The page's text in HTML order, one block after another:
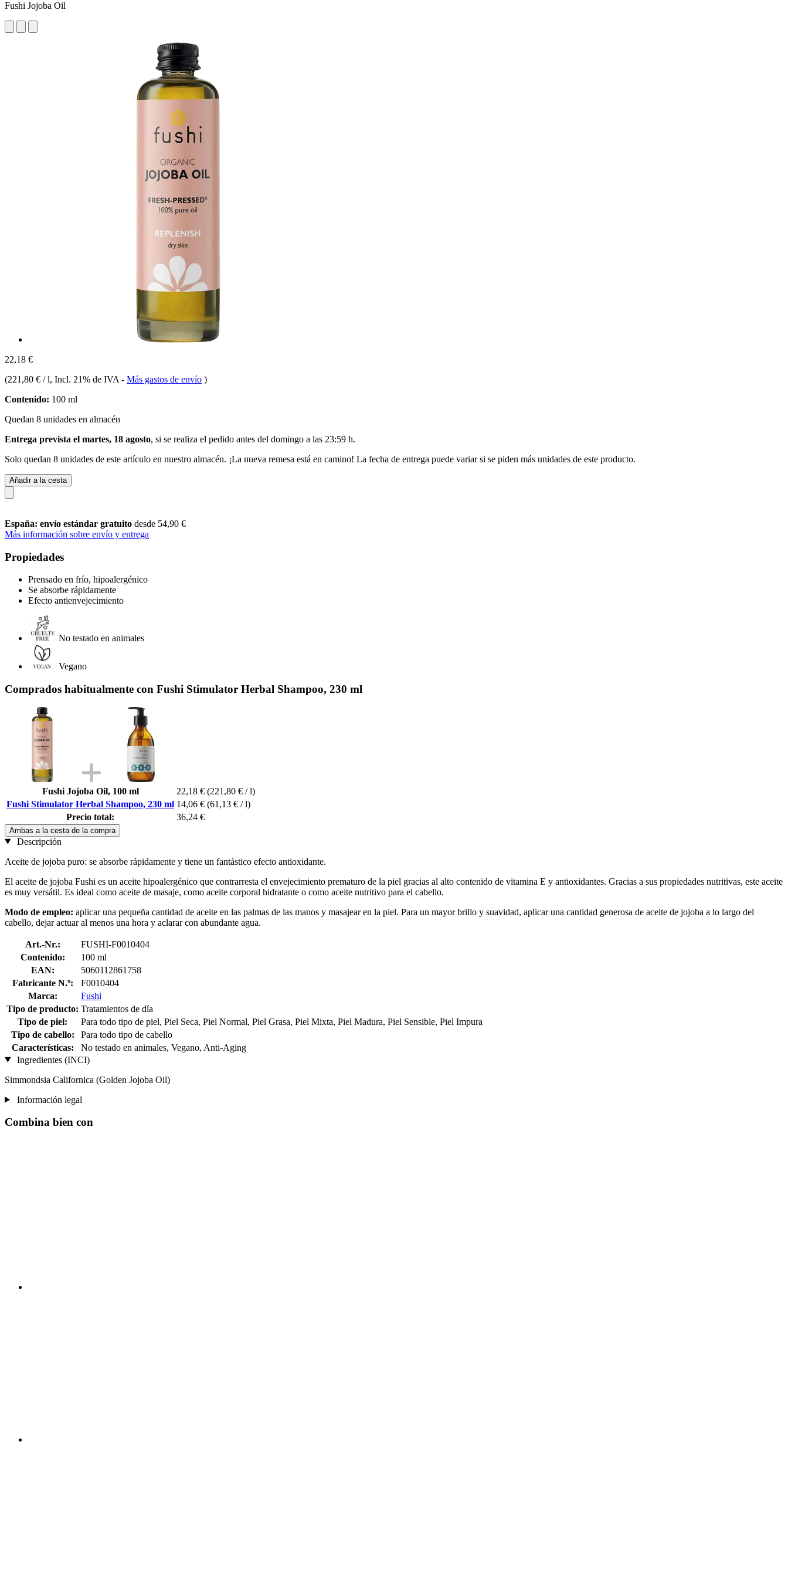
Fushi Jojoba Oil
22,18 €
(221,80 € / l, Incl. 21% de IVA - Más gastos de envío )
Contenido: 100 ml
Quedan 8 unidades en almacén
Entrega prevista el martes, 18 agosto, si se realiza el pedido antes del domingo a las 23:59 h.
Solo quedan 8 unidades de este artículo en nuestro almacén. ¡La nueva remesa está en camino! La fecha de entrega puede variar si se piden más unidades de este producto.
Añadir a la cesta
España: envío estándar gratuito desde 54,90 €
Más información sobre envío y entrega
Propiedades
Prensado en frío, hipoalergénico
Se absorbe rápidamente
Efecto antienvejecimiento
No testado en animales
Vegano
Comprados habitualmente con Fushi Stimulator Herbal Shampoo, 230 ml
Fushi Jojoba Oil, 100 ml 22,18 € (221,80 € / l)
Fushi Stimulator Herbal Shampoo, 230 ml 14,06 € (61,13 € / l)
Precio total:
36,24 €
Ambas a la cesta de la compra
Descripción
Aceite de jojoba puro: se absorbe rápidamente y tiene un fantástico efecto antioxidante.
El aceite de jojoba Fushi es un aceite hipoalergénico que contrarresta el envejecimiento prematuro de la piel gracias al alto contenido de vitamina E y antioxidantes. Gracias a sus propiedades nutritivas, este aceite
es muy versátil. Es ideal como aceite de masaje, como aceite corporal hidratante o como aceite nutritivo para el cabello.
Modo de empleo: aplicar una pequeña cantidad de aceite en las palmas de las manos y masajear en la piel. Para un mayor brillo y suavidad, aplicar una cantidad generosa de aceite de jojoba a lo largo del
cabello, dejar actuar al menos una hora y aclarar con abundante agua.
Art.-Nr.:
FUSHI-F0010404
Contenido:
100 ml
EAN:
5060112861758
Fabricante N.º:
F0010404
Marca:
Fushi
Tipo de producto: Tratamientos de día
Tipo de piel:
Para todo tipo de piel, Piel Seca, Piel Normal, Piel Grasa, Piel Mixta, Piel Madura, Piel Sensible, Piel Impura
Tipo de cabello:
Para todo tipo de cabello
Características:
No testado en animales, Vegano, Anti-Aging
Ingredientes (INCI)
Simmondsia Californica (Golden Jojoba Oil)
Información legal
Combina bien con